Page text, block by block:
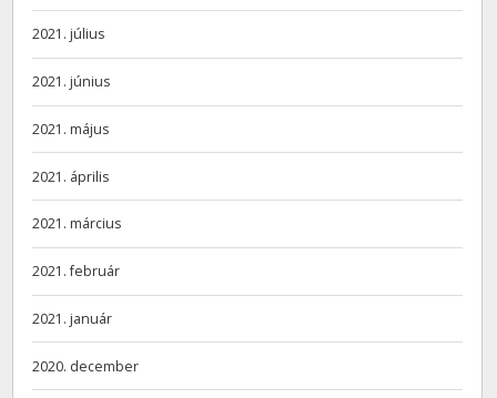
2021. július
2021. június
2021. május
2021. április
2021. március
2021. február
2021. január
2020. december